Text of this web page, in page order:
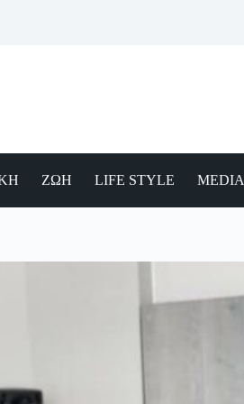
ΖΩΗ LIFE STYLE MEDIA